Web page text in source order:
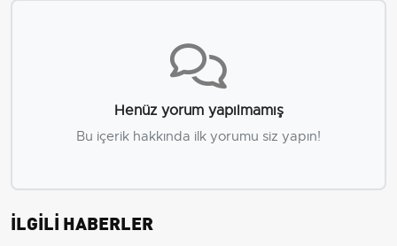
Henüz yorum yapılmamış
Bu içerik hakkında ilk yorumu siz yapın!
İLGİLİ HABERLER